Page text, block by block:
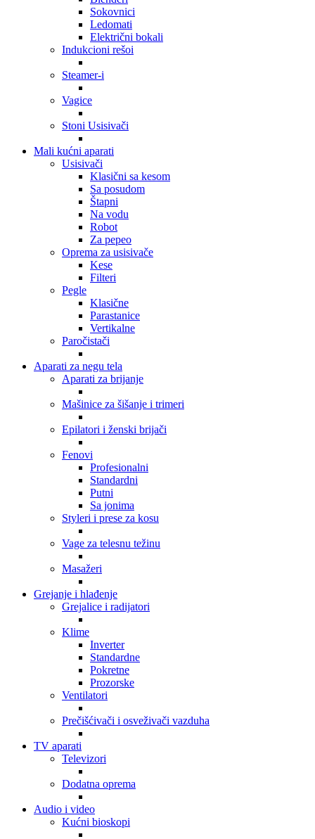
Sokovnici
Ledomati
Električni bokali
Indukcioni rešoi
Steamer-i
Vagice
Stoni Usisivači
Mali kućni aparati
Usisivači
Klasični sa kesom
Sa posudom
Štapni
Na vodu
Robot
Za pepeo
Oprema za usisivače
Kese
Filteri
Pegle
Klasične
Parastanice
Vertikalne
Paročistači
Aparati za negu tela
Aparati za brijanje
Mašinice za šišanje i trimeri
Epilatori i ženski brijači
Fenovi
Profesionalni
Standardni
Putni
Sa jonima
Styleri i prese za kosu
Vage za telesnu težinu
Masažeri
Grejanje i hlađenje
Grejalice i radijatori
Klime
Inverter
Standardne
Pokretne
Prozorske
Ventilatori
Prečišćivači i osveživači vazduha
TV aparati
Televizori
Dodatna oprema
Audio i video
Kućni bioskopi